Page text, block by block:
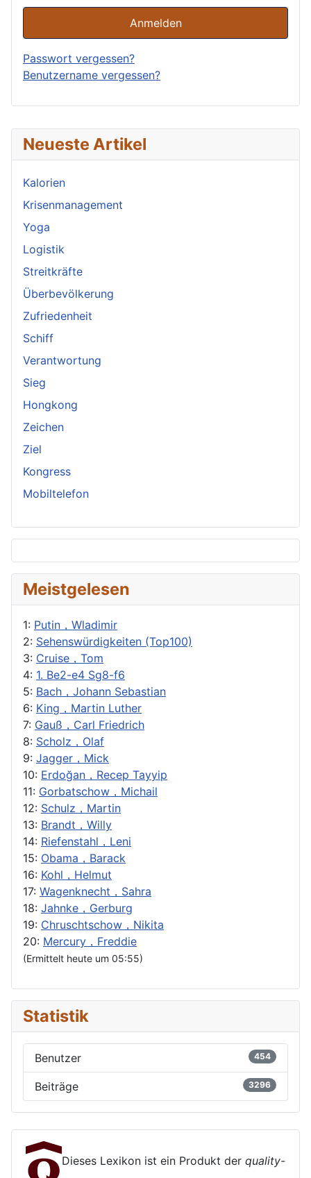
Neueste Artikel
Kalorien
Krisenmanagement
Yoga
Logistik
Streitkräfte
Überbevölkerung
Zufriedenheit
Schiff
Verantwortung
Sieg
Hongkong
Zeichen
Ziel
Kongress
Mobiltelefon
Meistgelesen
1: Putin，Wladimir
2: Sehenswürdigkeiten (Top100)
3: Cruise，Tom
4: 1. Be2-e4 Sg8-f6
5: Bach，Johann Sebastian
6: King，Martin Luther
7: Gauß，Carl Friedrich
8: Scholz，Olaf
9: Jagger，Mick
10: Erdoğan，Recep Tayyip
11: Gorbatschow，Michail
12: Schulz，Martin
13: Brandt，Willy
14: Riefenstahl，Leni
15: Obama，Barack
16: Kohl，Helmut
17: Wagenknecht，Sahra
18: Jahnke，Gerburg
19: Chruschtschow，Nikita
20: Mercury，Freddie
(Ermittelt heute um 05:55)
Statistik
Benutzer 454
Beiträge 3296
Anmelden
Passwort vergessen?
Benutzername vergessen?
Dieses Lexikon ist ein Produkt der quality-